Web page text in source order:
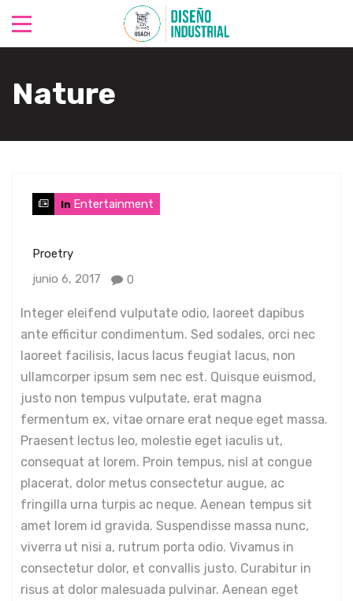
Nature
In Entertainment
Proetry
junio 6, 2017
0
Integer eleifend vulputate odio, laoreet dapibus
ante efficitur condimentum. Sed sodales, orci nec
laoreet facilisis, lacus lacus feugiat lacus, non
ullamcorper ipsum sem nec est. Quisque euismod,
justo non tempus vulputate, erat magna
fermentum ex, vitae ornare erat neque eget massa.
Praesent lectus leo, molestie eget iaculis ut,
consequat at lorem. Proin tempus, nisl at congue
placerat, dolor metus consectetur augue, ac
fringilla urna turpis ac neque. Aenean tempus sit
amet lorem id gravida. Suspendisse massa nunc,
viverra ut nisi a, rutrum porta odio. Vivamus in
consectetur dolor, et convallis justo. Curabitur in
risus at dolor malesuada pulvinar. Aenean eget